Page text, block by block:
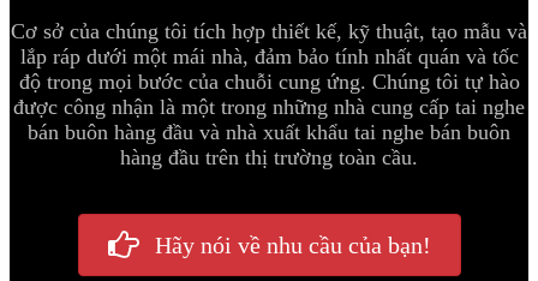
Cơ sở của chúng tôi tích hợp thiết kế, kỹ thuật, tạo mẫu và
lắp ráp dưới một mái nhà, đảm bảo tính nhất quán và tốc
độ trong mọi bước của chuỗi cung ứng. Chúng tôi tự hào
được công nhận là một trong những nhà cung cấp tai nghe
bán buôn hàng đầu và nhà xuất khẩu tai nghe bán buôn
hàng đầu trên thị trường toàn cầu.
Hãy nói về nhu cầu của bạn!